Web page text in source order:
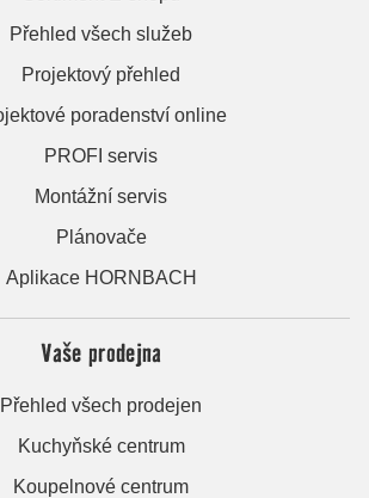
Přehled všech služeb
Projektový přehled
poradenství online
PROFI servis
Montážní servis
Plánovače
Aplikace HORNBACH
Vaše prodejna
Přehled všech prodejen
Kuchyňské centrum
Koupelnové centrum